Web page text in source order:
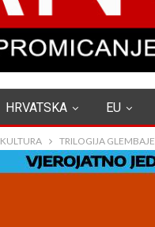
HRVATSKA EU
KULTURA TRILOGIJA